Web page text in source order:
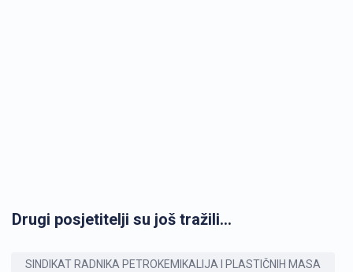
Drugi posjetitelji su još tražili...
SINDIKAT RADNIKA PETROKEMIKALIJA I PLASTIČNIH MASA